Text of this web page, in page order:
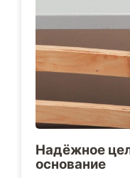
Надёжное
основание